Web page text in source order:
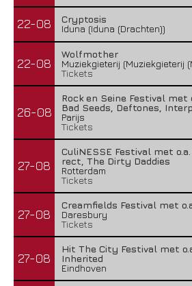
22-08
Cryptosis
Iduna (Iduna (Drachten))
22-08
Wolfmother
Muziekgieterij (Muziekgieterij
Tickets
26-08
Rock en Seine Festival met
Bad Seeds, Deftones,
Parijs
Tickets
27-08
CuliNESSE Festival met
rect, The Dirty Daddies
Rotterdam
Tickets
27-08
Creamfields Festival met
Daresbury
Tickets
27-08
Hit The City Festival met
Inherited
Eindhoven